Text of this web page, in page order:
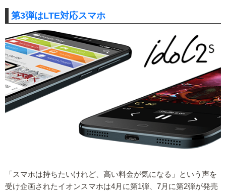
第3弾はLTE対応スマホ
「スマホは持ちたいけれど、高い料金が気になる」という声を
受け企画されたイオンスマホは4月に第1弾、7月に第2弾が発売